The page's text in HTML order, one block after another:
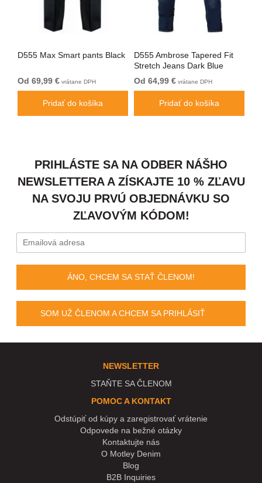
D555 Max Smart pants Black
Od 69,99 € vrátane DPH
Pridať do košíka
D555 Ambrose Tapered Fit
Stretch Jeans Dark Blue
Od 64,99 € vrátane DPH
Pridať do košíka
PRIHLÁSTE SA NA ODBER NÁŠHO
NEWSLETTERA A ZÍSKAJTE 10 % ZĽAVU
NA SVOJU PRVÚ OBJEDNÁVKU SO
ZĽAVOVÝM KÓDOM!
ÁNO, CHCEM SA STAŤ ČLENOM!
SOM UŽ ČLENOM A CHCEM SA PRIHLÁSIŤ
NEWSLETTER
STAŇTE SA ČLENOM
POMOC A KONTAKT
Odstúpiť od kúpy a zaregistrovať vrátenie
Odpovede na bežné otázky
Kontaktujte nás
O Motley Denim
Blog
B2B Inquiries